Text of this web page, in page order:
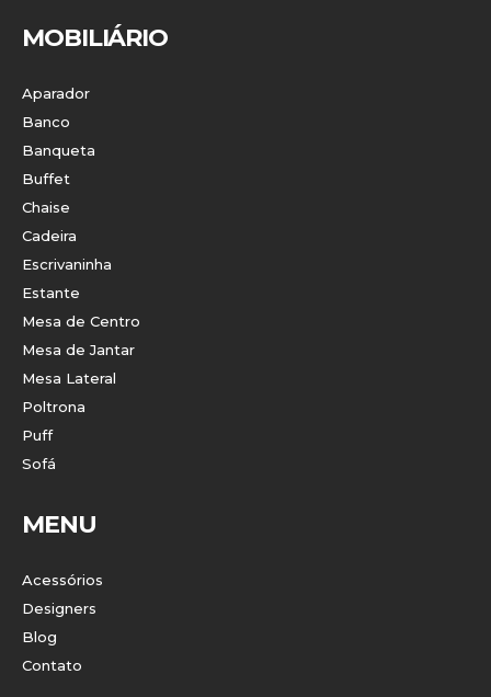
MOBILIÁRIO
Aparador
Banco
Banqueta
Buffet
Chaise
Cadeira
Escrivaninha
Estante
Mesa de Centro
Mesa de Jantar
Mesa Lateral
Poltrona
Puff
Sofá
MENU
Acessórios
Designers
Blog
Contato